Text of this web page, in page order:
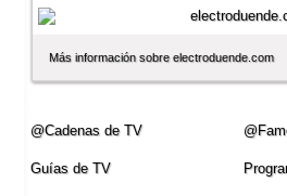
Más información sobre electroduende.com
@Cadenas de TV
Guí­as de TV